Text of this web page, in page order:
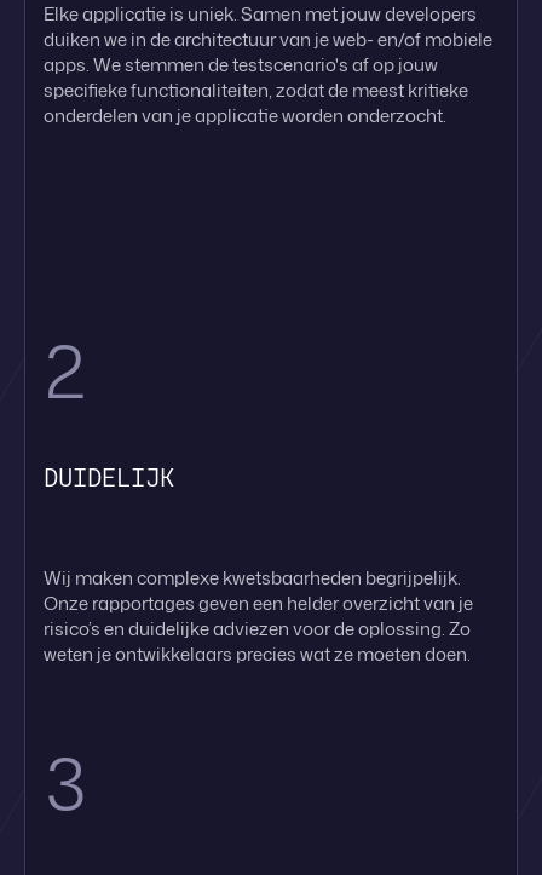
Elke applicatie is uniek. Samen met jouw developers
duiken we in de architectuur van je web- en/of mobiele
apps. We stemmen de testscenario's af op jouw
specifieke functionaliteiten, zodat de meest kritieke
onderdelen van je applicatie worden onderzocht.
2
DUIDELIJK
Wij maken complexe kwetsbaarheden begrijpelijk.
Onze rapportages geven een helder overzicht van je
risico’s en duidelijke adviezen voor de oplossing. Zo
weten je ontwikkelaars precies wat ze moeten doen.
3